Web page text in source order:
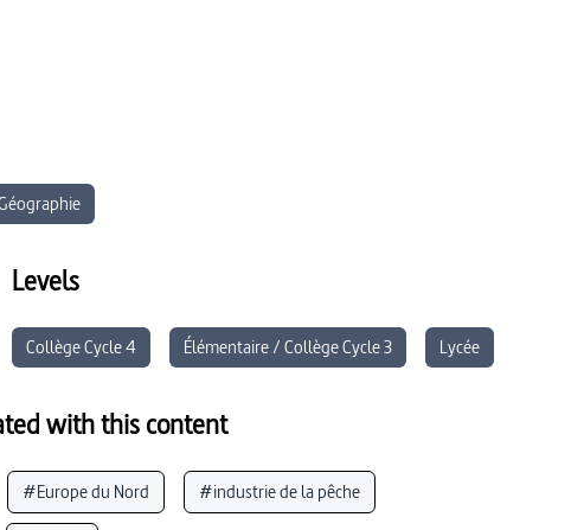
Levels
Collège Cycle 4 Élémentaire / Collège Cycle 3 Lycée
with this content
#Europe du Nord #industrie de la pêche